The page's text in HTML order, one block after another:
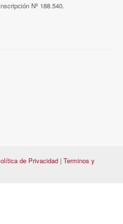
Nº 188.540.
de Privacidad | Terminos y